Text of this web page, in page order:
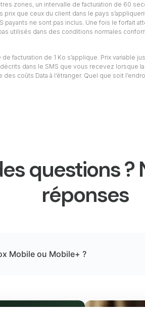
zones, un intervalle de facturation de 60
prix que ceux du client dans le pays
ne sont pas inclus. Une fois le forfait
utilisés dans des conditions normales
facturation de 1 Ko s’applique. Prix variable
dans le SMS que vous recevez
coûts Data à l’étranger. Quel que soit
questions ?
réponses
Mobile ou Mobile+ ?